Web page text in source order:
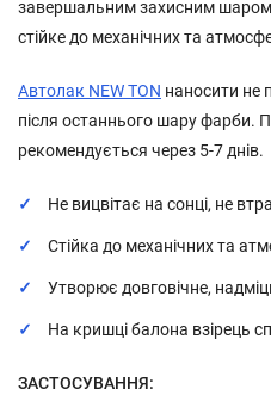
завершальним захисним
стійке до механічних та
Автолак NEW TON наносити не
після останнього шару фарби.
рекомендується через 5-7 днів.
Не вицвітає на сонці, не
Стійка до механічних та
Утворює довговічне,
На кришці балона взірець
ЗАСТОСУВАННЯ: